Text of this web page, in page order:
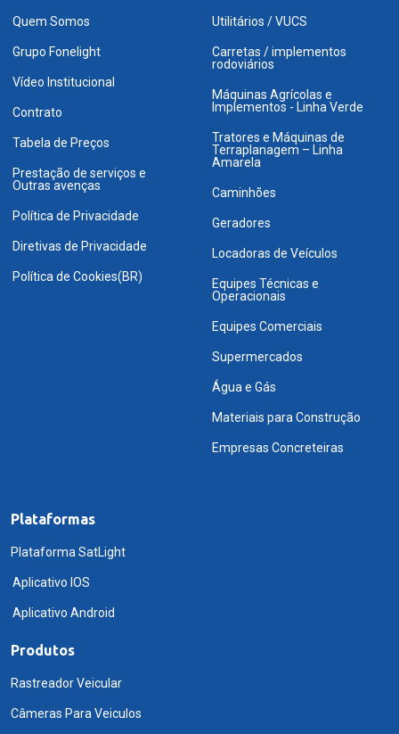
Quem Somos
Grupo Fonelight
Vídeo Institucional
Contrato
Tabela de Preços
Prestação de serviços e
Outras avenças
Política de Privacidade
Diretivas de Privacidade
Política de Cookies(BR)
Utilitários / VUCS
Carretas / implementos
rodoviários
Máquinas Agrícolas e
Implementos - Linha Verde
Tratores e Máquinas de
Terraplanagem – Linha
Amarela
Caminhões
Geradores
Locadoras de Veículos
Equipes Técnicas e
Operacionais
Equipes Comerciais
Supermercados
Água e Gás
Materiais para Construção
Empresas Concreteiras
Plataformas
Plataforma SatLight
Aplicativo IOS
Aplicativo Android
Produtos
Rastreador Veicular
Câmeras Para Veiculos